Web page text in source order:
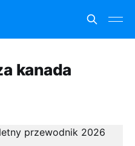
kanada